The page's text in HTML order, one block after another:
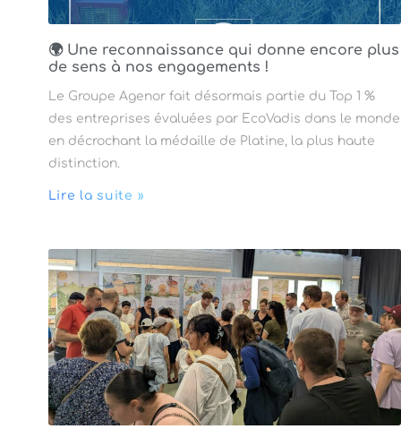
🌍 Une reconnaissance qui donne encore plus
de sens à nos engagements !
Le Groupe Agenor fait désormais partie du Top 1 %
des entreprises évaluées par EcoVadis dans le monde
en décrochant la médaille de Platine, la plus haute
distinction.
Lire la suite »